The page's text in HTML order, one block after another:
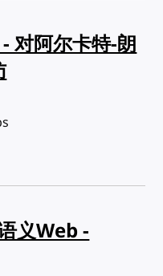
对阿尔卡特-朗
义Web -